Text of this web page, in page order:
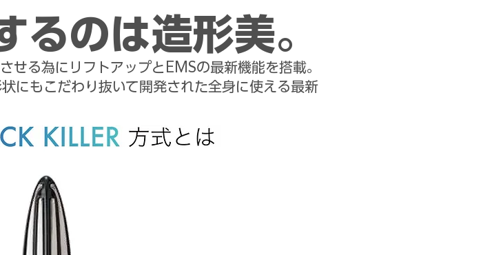
るのは造形美。
せる為にリフトアップとEMSの最新機能を搭載。
にもこだわり抜いて開発された全身に使える最新